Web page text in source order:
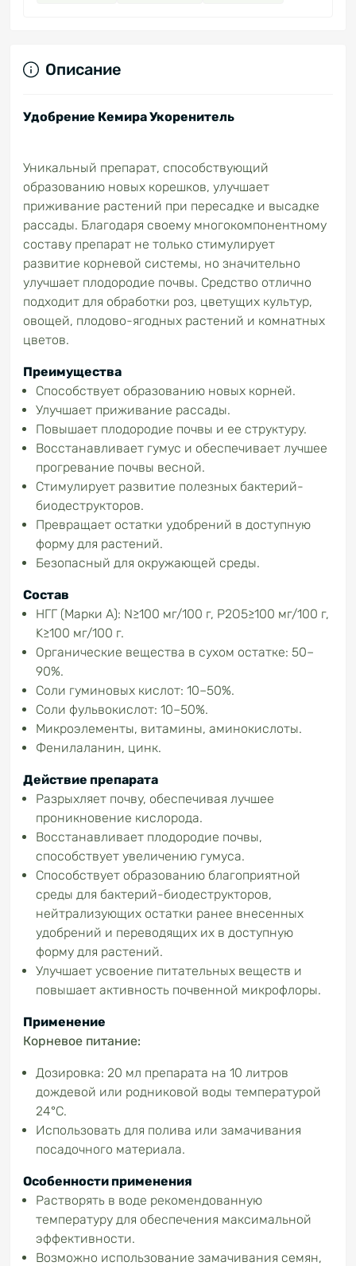
Описание
Удобрение Кемира Укоренитель
Уникальный препарат, способствующий
образованию новых корешков, улучшает
приживание растений при пересадке и высадке
рассады. Благодаря своему многокомпонентному
составу препарат не только стимулирует
развитие корневой системы, но значительно
улучшает плодородие почвы. Средство отлично
подходит для обработки роз, цветущих культур,
овощей, плодово-ягодных растений и комнатных
цветов.
Преимущества
Способствует образованию новых корней.
Улучшает приживание рассады.
Повышает плодородие почвы и ее структуру.
Восстанавливает гумус и обеспечивает лучшее
прогревание почвы весной.
Стимулирует развитие полезных бактерий-
биодеструкторов.
Превращает остатки удобрений в доступную
форму для растений.
Безопасный для окружающей среды.
Состав
НГГ (Марки А): N≥100 мг/100 г, P2O5≥100 мг/100 г,
K≥100 мг/100 г.
Органические вещества в сухом остатке: 50–
90%.
Соли гуминовых кислот: 10–50%.
Соли фульвокислот: 10–50%.
Микроэлементы, витамины, аминокислоты.
Фенилаланин, цинк.
Действие препарата
Разрыхляет почву, обеспечивая лучшее
проникновение кислорода.
Восстанавливает плодородие почвы,
способствует увеличению гумуса.
Способствует образованию благоприятной
среды для бактерий-биодеструкторов,
нейтрализующих остатки ранее внесенных
удобрений и переводящих их в доступную
форму для растений.
Улучшает усвоение питательных веществ и
повышает активность почвенной микрофлоры.
Применение
Корневое питание:
Дозировка: 20 мл препарата на 10 литров
дождевой или родниковой воды температурой
24°C.
Использовать для полива или замачивания
посадочного материала.
Особенности применения
Растворять в воде рекомендованную
температуру для обеспечения максимальной
эффективности.
Возможно использование замачивания семян,